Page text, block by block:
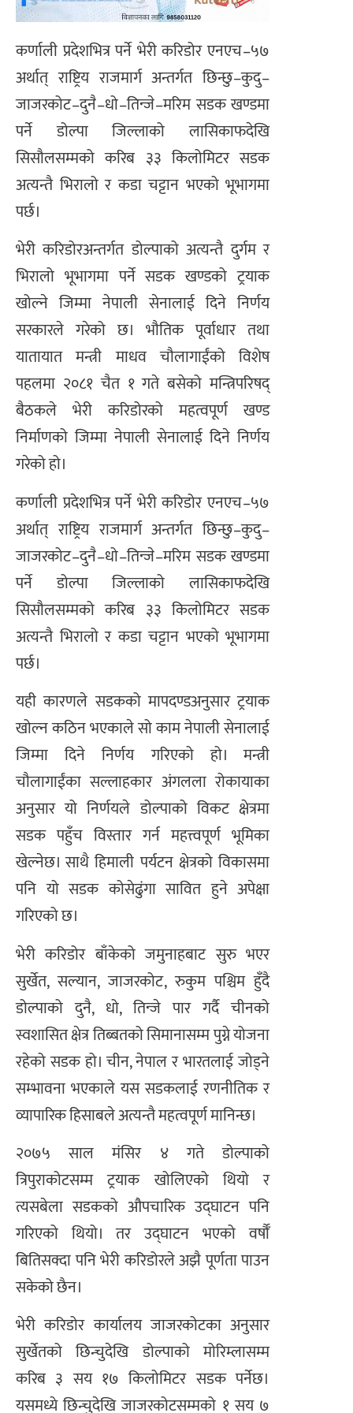
कर्णाली प्रदेशभित्र पर्ने भेरी करिडोर एनएच–५७
अर्थात् राष्ट्रिय राजमार्ग अन्तर्गत छिन्छु–कुदु–
जाजरकोट–दुनै–धो–तिन्जे–मरिम सडक खण्डमा
पर्ने डोल्पा जिल्लाको लासिकाफदेखि
सिसौलसम्मको करिब ३३ किलोमिटर सडक
अत्यन्तै भिरालो र कडा चट्टान भएको भूभागमा
पर्छ।
भेरी करिडोरअन्तर्गत डोल्पाको अत्यन्तै दुर्गम र
भिरालो भूभागमा पर्ने सडक खण्डको ट्रयाक
खोल्ने जिम्मा नेपाली सेनालाई दिने निर्णय
सरकारले गरेको छ। भौतिक पूर्वाधार तथा
यातायात मन्त्री माधव चौलागाईंको विशेष
पहलमा २०८१ चैत १ गते बसेको मन्त्रिपरिषद्
बैठकले भेरी करिडोरको महत्वपूर्ण खण्ड
निर्माणको जिम्मा नेपाली सेनालाई दिने निर्णय
गरेको हो।
कर्णाली प्रदेशभित्र पर्ने भेरी करिडोर एनएच–५७
अर्थात् राष्ट्रिय राजमार्ग अन्तर्गत छिन्छु–कुदु–
जाजरकोट–दुनै–धो–तिन्जे–मरिम सडक खण्डमा
पर्ने डोल्पा जिल्लाको लासिकाफदेखि
सिसौलसम्मको करिब ३३ किलोमिटर सडक
अत्यन्तै भिरालो र कडा चट्टान भएको भूभागमा
पर्छ।
यही कारणले सडकको मापदण्डअनुसार ट्रयाक
खोल्न कठिन भएकाले सो काम नेपाली सेनालाई
जिम्मा दिने निर्णय गरिएको हो। मन्त्री
चौलागाईंका सल्लाहकार अंगलला रोकायाका
अनुसार यो निर्णयले डोल्पाको विकट क्षेत्रमा
सडक पहुँच विस्तार गर्न महत्त्वपूर्ण भूमिका
खेल्नेछ। साथै हिमाली पर्यटन क्षेत्रको विकासमा
पनि यो सडक कोसेढुंगा सावित हुने अपेक्षा
गरिएको छ।
भेरी करिडोर बाँकेको जमुनाहबाट सुरु भएर
सुर्खेत, सल्यान, जाजरकोट, रुकुम पश्चिम हुँदै
डोल्पाको दुनै, धो, तिन्जे पार गर्दै चीनको
स्वशासित क्षेत्र तिब्बतको सिमानासम्म पुग्ने योजना
रहेको सडक हो। चीन, नेपाल र भारतलाई जोड्ने
सम्भावना भएकाले यस सडकलाई रणनीतिक र
व्यापारिक हिसाबले अत्यन्तै महत्वपूर्ण मानिन्छ।
२०७५ साल मंसिर ४ गते डोल्पाको
त्रिपुराकोटसम्म ट्रयाक खोलिएको थियो र
त्यसबेला सडकको औपचारिक उद्घाटन पनि
गरिएको थियो। तर उद्घाटन भएको वर्षौँ
बितिसक्दा पनि भेरी करिडोरले अझै पूर्णता पाउन
सकेको छैन।
भेरी करिडोर कार्यालय जाजरकोटका अनुसार
सुर्खेतको छिन्चुदेखि डोल्पाको मोरिम्लासम्म
करिब ३ सय १७ किलोमिटर सडक पर्नेछ।
यसमध्ये छिन्चुदेखि जाजरकोटसम्मको १ सय ७